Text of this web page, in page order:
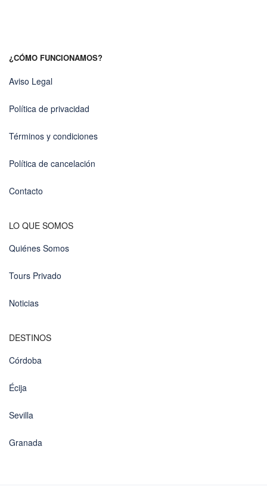
¿CÓMO FUNCIONAMOS?
Aviso Legal
Política de privacidad
Términos y condiciones
Política de cancelación
Contacto
LO QUE SOMOS
Quiénes Somos
Tours Privado
Noticias
DESTINOS
Córdoba
Écija
Sevilla
Granada